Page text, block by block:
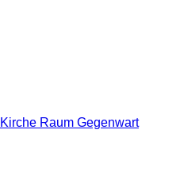
Kirche Raum Gegenwart